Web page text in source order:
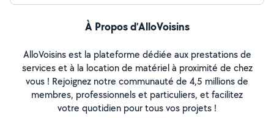
À Propos d’AlloVoisins
AlloVoisins est la plateforme dédiée aux prestations de
services et à la location de matériel à proximité de chez
vous ! Rejoignez notre communauté de 4,5 millions de
membres, professionnels et particuliers, et facilitez
votre quotidien pour tous vos projets !